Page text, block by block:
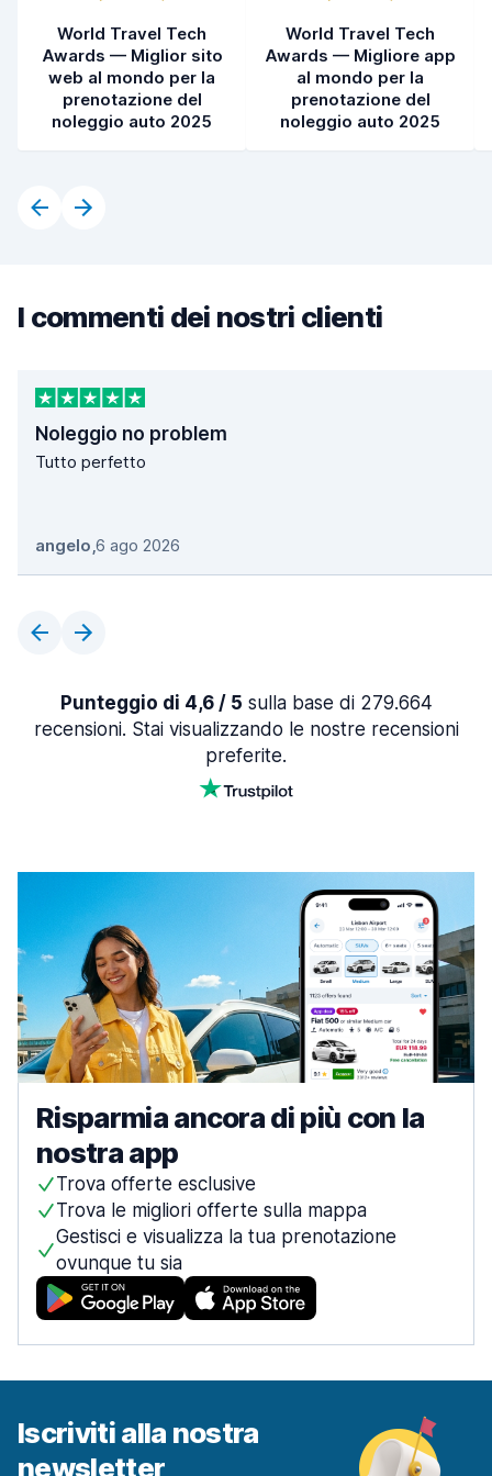
World Travel Tech
Awards — Miglior sito
web al mondo per la
prenotazione del
noleggio auto 2025
World Travel Tech
Awards — Migliore app
al mondo per la
prenotazione del
noleggio auto 2025
I commenti dei nostri clienti
Noleggio no problem
Tutto perfetto
angelo,6 ago 2026
Punteggio di 4,6 / 5 sulla base di 279.664
recensioni. Stai visualizzando le nostre recensioni
preferite.
Risparmia ancora di più con la
nostra app
Trova offerte esclusive
Trova le migliori offerte sulla mappa
Gestisci e visualizza la tua prenotazione
ovunque tu sia
Iscriviti alla nostra
newsletter